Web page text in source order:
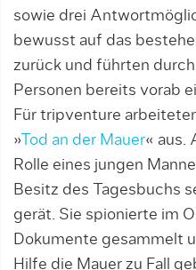
sowie drei
bewusst auf das
zurück und führten
Personen bereits vorab
Für tripventure
»Tod an der Mauer« aus.
Rolle eines jungen
Besitz des Tagesbuchs
gerät. Sie spio­nierte im
Dokumente gesammelt
Hilfe die Mauer zu Fall